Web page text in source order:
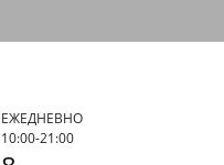
ЕЖЕДНЕВНО
10:00-21:00